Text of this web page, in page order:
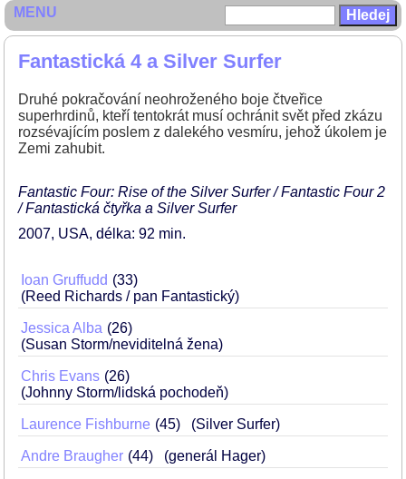
Fantastická 4 a Silver Surfer
Druhé pokračování neohroženého boje čtveřice
superhrdinů, kteří tentokrát musí ochránit svět před zkázu
rozsévajícím poslem z dalekého vesmíru, jehož úkolem je
Zemi zahubit.
Fantastic Four: Rise of the Silver Surfer / Fantastic Four 2
/ Fantastická čtyřka a Silver Surfer
2007 USA délka: 92 min
Ioan Gruffudd
33
(Reed Richards / pan Fantastický)
Jessica Alba
26
(Susan Storm/neviditelná žena)
Chris Evans
26
(Johnny Storm/lidská pochodeň)
Laurence Fishburne 45 (Silver Surfer)
Andre Braugher 44 (generál Hager)
MENU